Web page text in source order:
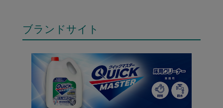
ブランドサイト